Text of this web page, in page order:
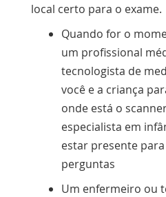
local certo para o exame.
Quando for o
um profissional
tecnologista de
você e a criança
onde está o
especialista em
estar presente
perguntas
Um enfermeiro ou